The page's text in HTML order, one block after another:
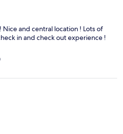
and central location ! Lots of
in and check out experience !